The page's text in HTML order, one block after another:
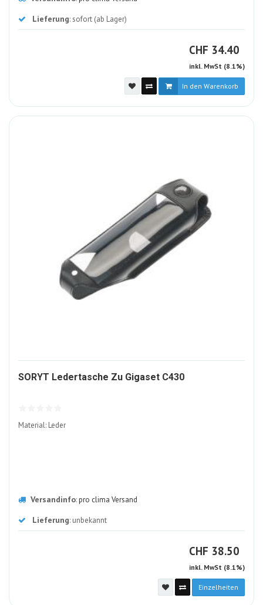
Lieferung: sofort (ab Lager)
CHF CHF
34.40
inkl. MwSt (8.1%)
In den Warenkorb
SORYT Ledertasche Zu Gigaset C430540600-
Material: Leder
Versandinfo:pro clima Versand
Lieferung: unbekannt
CHF CHF
38.50
inkl. MwSt (8.1%)
Einzelheiten